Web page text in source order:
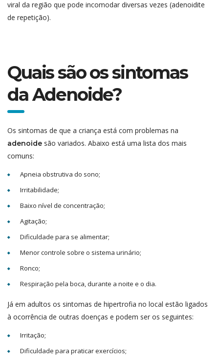
viral da região que pode incomodar diversas vezes (adenoidite
de repetição).
Quais são os sintomas
da Adenoide?
Os sintomas de que a criança está com problemas na
adenoide são variados. Abaixo está uma lista dos mais
comuns:
Apneia obstrutiva do sono;
Irritabilidade;
Baixo nível de concentração;
Agitação;
Dificuldade para se alimentar;
Menor controle sobre o sistema urinário;
Ronco;
Respiração pela boca, durante a noite e o dia.
Já em adultos os sintomas de hipertrofia no local estão ligados
à ocorrência de outras doenças e podem ser os seguintes:
Irritação;
Dificuldade para praticar exercícios;